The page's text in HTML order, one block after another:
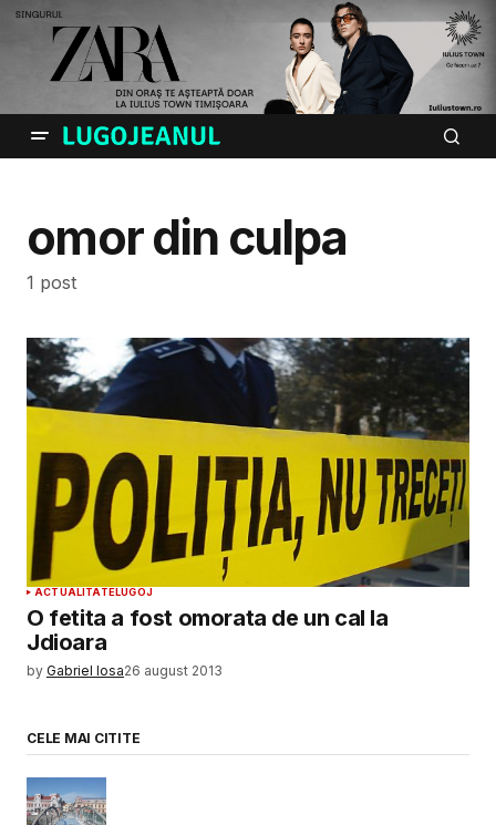
omor din culpa
1 post
ACTUALITATELUGOJ
O fetita a fost omorata de un cal la
Jdioara
by Gabriel Iosa26 august 2013
CELE MAI CITITE